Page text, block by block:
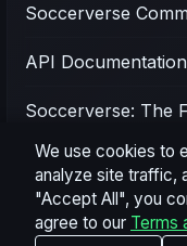
We use cookies to
analyze site traffic,
"Accept All", you
agree to our Terms
Soccerverse
API
Soccerverse Office